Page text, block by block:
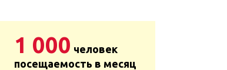
1 000 человек
посещаемость в месяц